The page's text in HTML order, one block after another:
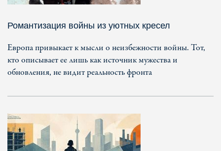
Романтизация войны из уютных кресел
Европа привыкает к мысли о неизбежности войны. Тот,
кто описывает ее лишь как источник мужества и
обновления, не видит реальность фронта